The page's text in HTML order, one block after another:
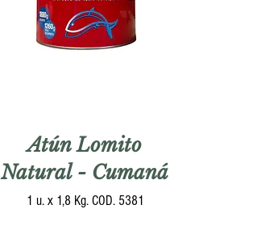
Atún Lomito
Natural - Cumaná
1 u. x 1,8 Kg. COD. 5381